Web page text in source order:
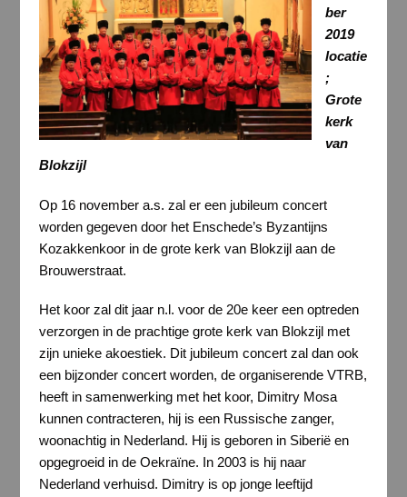
ber
2019
locatie
;
Grote
kerk
van
Blokzijl
Op 16 november a.s. zal er een jubileum concert
worden gegeven door het Enschede’s Byzantijns
Kozakkenkoor in de grote kerk van Blokzijl aan de
Brouwerstraat.
Het koor zal dit jaar n.l. voor de 20e keer een optreden
verzorgen in de prachtige grote kerk van Blokzijl met
zijn unieke akoestiek. Dit jubileum concert zal dan ook
een bijzonder concert worden, de organiserende VTRB,
heeft in samenwerking met het koor, Dimitry Mosa
kunnen contracteren, hij is een Russische zanger,
woonachtig in Nederland. Hij is geboren in Siberië en
opgegroeid in de Oekraïne. In 2003 is hij naar
Nederland verhuisd. Dimitry is op jonge leeftijd